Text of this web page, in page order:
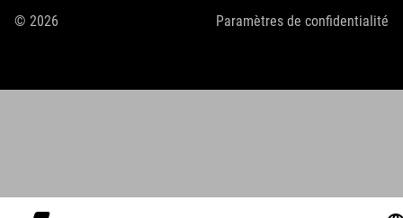
© 2026 Paramètres de confidentialité